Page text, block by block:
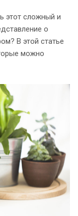
этот сложный и
о
В этой статье
можно